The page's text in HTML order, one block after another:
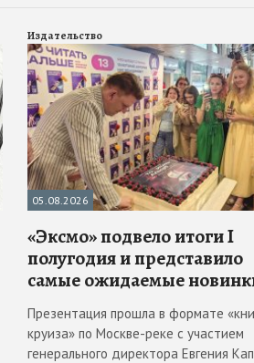
Издательство
05.08.2026
«Эксмо» подвело итоги I
полугодия и представило
самые ожидаемые
Презентация прошла в формате
круиза» по Москве-реке с участием
генерального директора Евгения